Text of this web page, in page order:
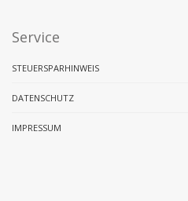
Service
STEUERSPARHINWEIS
DATENSCHUTZ
IMPRESSUM